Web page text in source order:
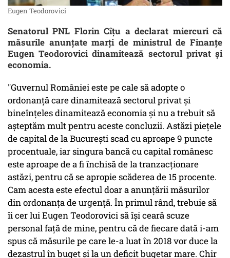
Eugen Teodorovici
Senatorul PNL Florin Cîţu a declarat miercuri că
măsurile anunţate marţi de ministrul de Finanţe
Eugen Teodorovici dinamitează sectorul privat şi
economia.
"Guvernul României este pe cale să adopte o
ordonanţă care dinamitează sectorul privat şi
bineînţeles dinamitează economia şi nu a trebuit să
aşteptăm mult pentru aceste concluzii. Astăzi pieţele
de capital de la Bucureşti scad cu aproape 9 puncte
procentuale, iar singura bancă cu capital românesc
este aproape de a fi închisă de la tranzacţionare
astăzi, pentru că se apropie scăderea de 15 procente.
Cam acesta este efectul doar a anunţării măsurilor
din ordonanţa de urgenţă. În primul rând, trebuie să
îi cer lui Eugen Teodorovici să îşi ceară scuze
personal faţă de mine, pentru că de fiecare dată i-am
spus că măsurile pe care le-a luat în 2018 vor duce la
dezastrul în buget şi la un deficit bugetar mare. Chir